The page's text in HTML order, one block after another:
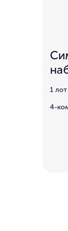
1 лот
4-